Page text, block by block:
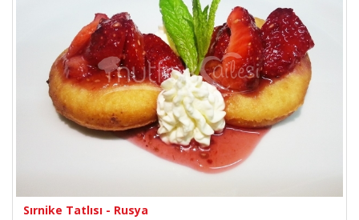
Sırnike Tatlısı - Rusya